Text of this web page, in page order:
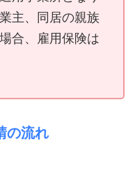
主、同居の親族
合、雇用保険は
の流れ